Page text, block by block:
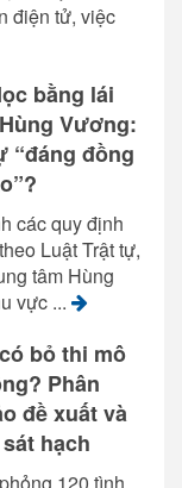
điện tử, việc
bằng lái
Vương:
“đáng đồng
các quy định
Luật Trật tự,
tâm Hùng
vực ...
bỏ thi mô
Phân
đề xuất và
hạch